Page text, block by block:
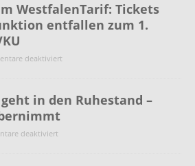
WestfalenTarif: Tickets
entfallen zum 1.
deaktiviert
in den Ruhestand –
deaktiviert